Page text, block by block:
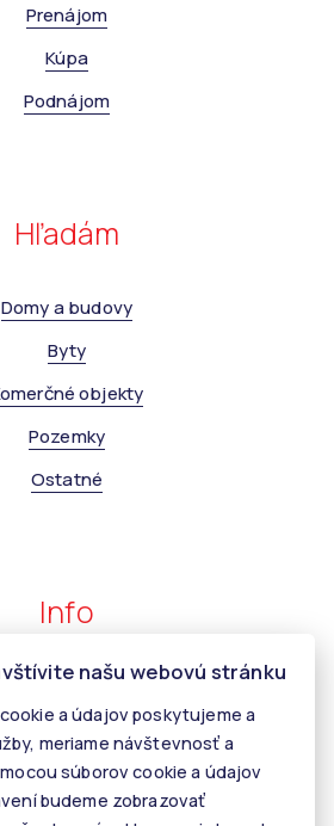
Prenájom
Kúpa
Podnájom
Hľadám
Domy a budovy
Byty
objekty
Pozemky
Ostatné
Info
Makléri
Napíšte nám
Kontakt
Kariéra
našu webovú stránku
a údajov poskytujeme a
meriame návštevnosť a
súborov cookie a údajov
budeme zobrazovať